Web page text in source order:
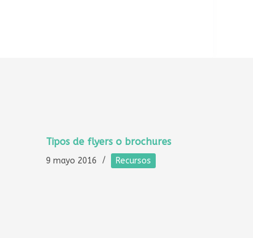
Tipos de flyers o brochures
9 mayo 2016 Recursos